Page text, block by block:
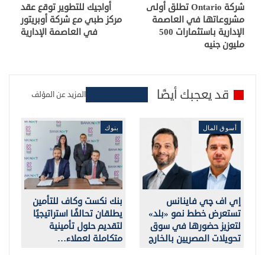
شركة Ontario تطلق أولى
مشروعاتها في العاصمة
الإدارية باستثمارات 500
مليون جنيه
أواجيك للتطوير توقع عقد
مركز طبي مع شركة أوبريتور
في العاصمة الإدارية
قد يعجبك أيضًا المزيد عن المؤلف
أسوق المال
إي اف چي فاينانس
تستعرض خطط نمو «بلد»
لتعزيز حضورها في سوق
تحويلات المصريين بالخارج
بنوك
بنك نكست وكاف للتأمين
يطلقان تحالفًا استراتيجيًا
لتقديم حلول تأمينية
متكاملة لعملاء…